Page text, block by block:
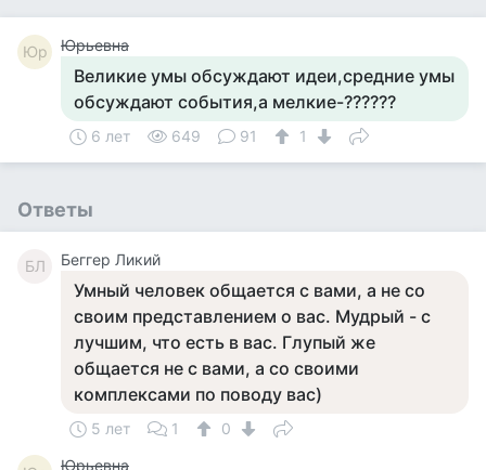
Юр Юрьевна
Великие умы обсуждают идеи,средние умы
обсуждают события,а мелкие-??????
6 лет 649 91 1
Ответы
БЛ Беггер Ликий
Умный человек общается с вами, а не со
своим представлением о вас. Мудрый - с
лучшим, что есть в вас. Глупый же
общается не с вами, а со своими
комплексами по поводу вас)
5 лет 1 0
Юрьевна